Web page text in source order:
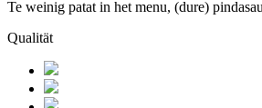
Te weinig patat in het menu, (dure)
Qualität